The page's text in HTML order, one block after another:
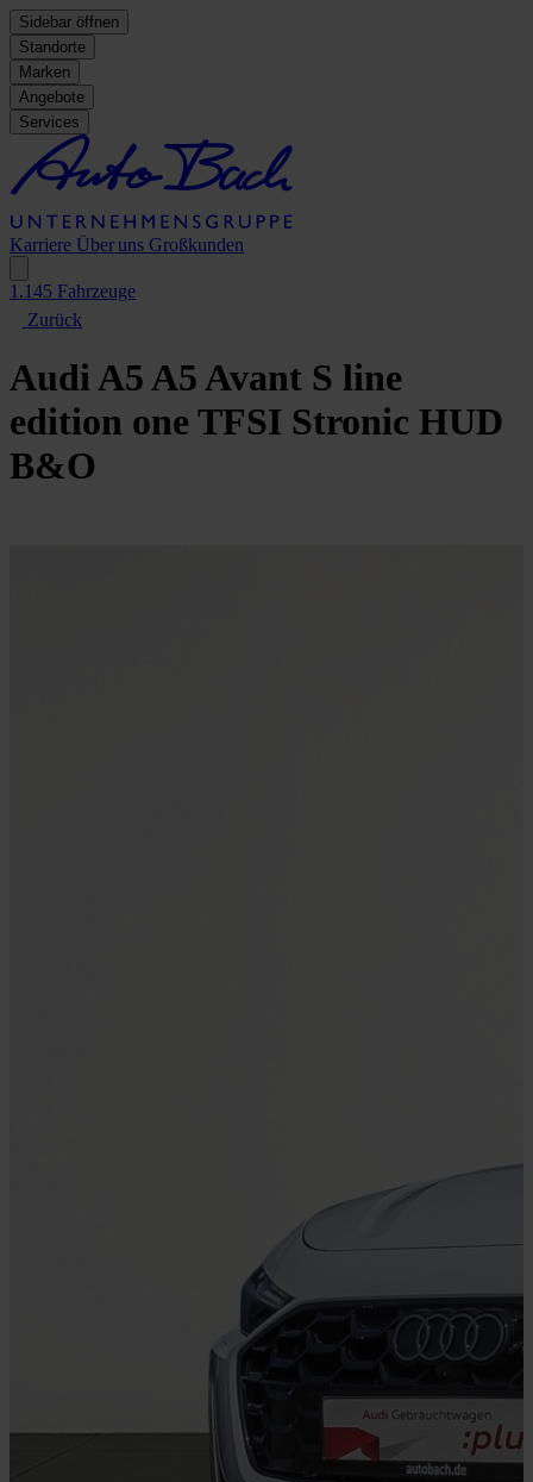
Sidebar öffnen
Standorte
Marken
Angebote
Services
Karriere Über uns Großkunden
1.145 Fahrzeuge
Zurück
Audi A5A5 Avant S line
edition one TFSI Stronic HUD
B&O